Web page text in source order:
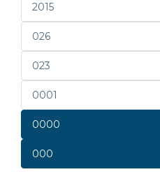
2015
026
023
0001
0000
000